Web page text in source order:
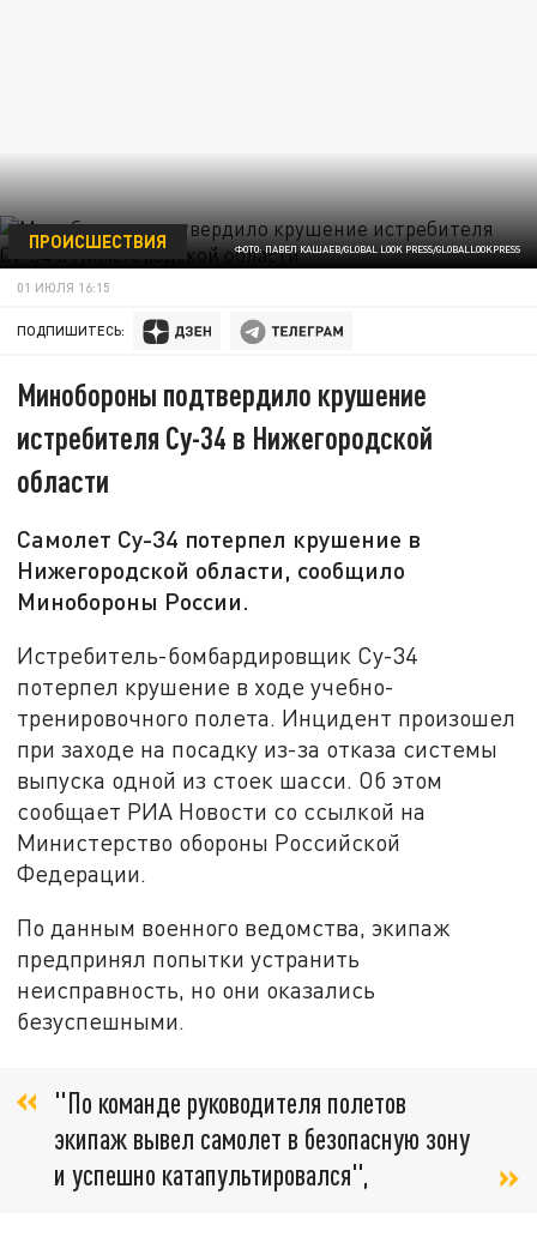
ФОТО: ПАВЕЛ КАШАЕВ/GLOBAL LOOK PRESS/GLOBALLOOKPRESS
ПРОИСШЕСТВИЯ
01 ИЮЛЯ 16:15
ПОДПИШИТЕСЬ:
Минобороны подтвердило крушение
истребителя Су-34 в Нижегородской
области
Самолет Су-34 потерпел крушение в
Нижегородской области, сообщило
Минобороны России.
Истребитель-бомбардировщик Су-34
потерпел крушение в ходе учебно-
тренировочного полета. Инцидент произошел
при заходе на посадку из-за отказа системы
выпуска одной из стоек шасси. Об этом
сообщает РИА Новости со ссылкой на
Министерство обороны Российской
Федерации.
По данным военного ведомства, экипаж
предпринял попытки устранить
неисправность, но они оказались
безуспешными.
"По команде руководителя полетов
экипаж вывел самолет в безопасную зону
и успешно катапультировался",